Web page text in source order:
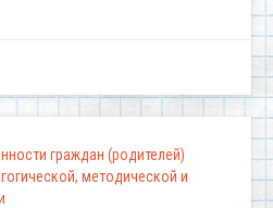
граждан (родителей)
методической и